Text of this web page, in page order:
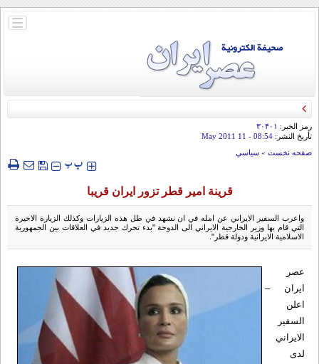
باز
رمز الخبر: ۳۰۴۰۱
تأريخ النشر: 08:54
- 11 May 2011
صفحه نخست » سياسي
‍‍‍ پپ
قرينة امير قطر تزور ايران قريبا
واعرب السفير الايراني عن امله في ان نشهد في ظل هذه الزيارات وكذلك الزيارة الاخيرة
التي قام بها وزير الخارجية الايراني الى الدوحة "بدء تحرك جديد في العلاقات بين الجمهورية
الاسلامية الايرانية ودولة قطر".
عصر
ايران –
اعلن
السفير
الايراني
لدى